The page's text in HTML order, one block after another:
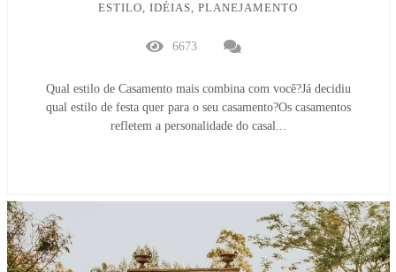
ESTILO, IDÉIAS, PLANEJAMENTO
6673
Qual estilo de Casamento mais combina com você?Já decidiu
qual estilo de festa quer para o seu casamento?Os casamentos
refletem a personalidade do casal...